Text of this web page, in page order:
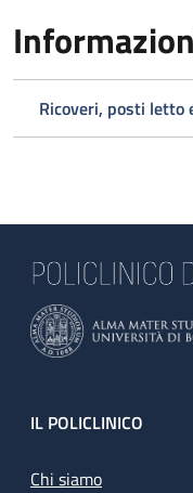
Ricoveri, posti letto
Footer
IL POLICLINICO
Chi siamo